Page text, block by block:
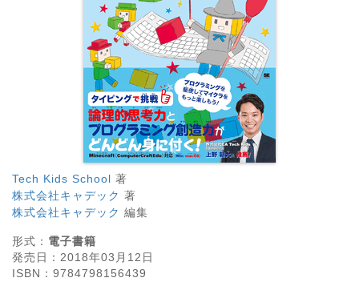
Tech Kids School 著
株式会社キャデック 著
株式会社キャデック 編集
形式： 電子書籍
発売日： 2018年03月12日
ISBN： 9784798156439